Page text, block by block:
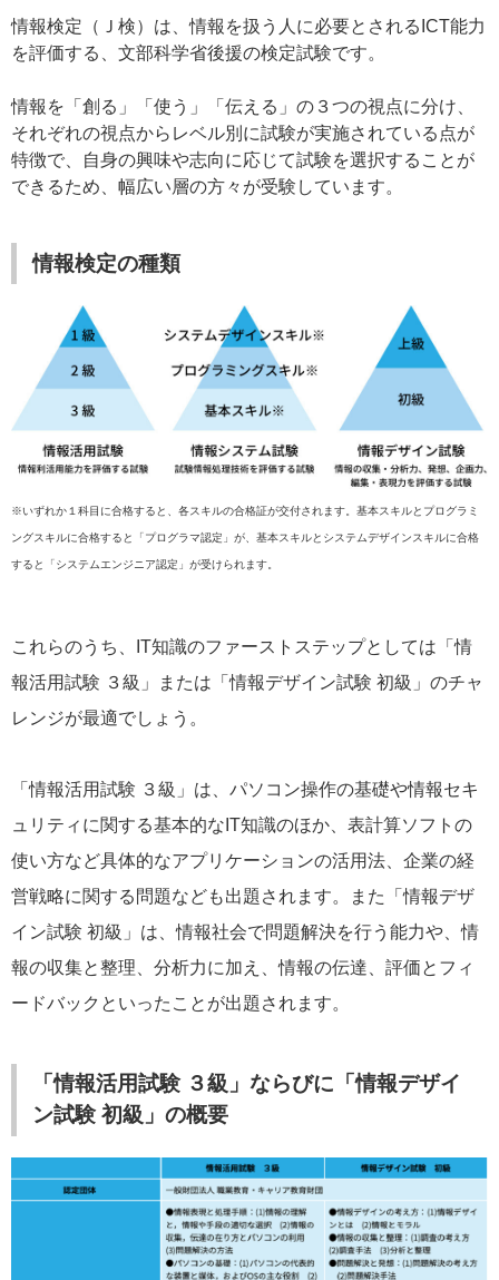
情報検定（Ｊ検）は、情報を扱う人に必要とされるICT能力
を評価する、文部科学省後援の検定試験です。
情報を「創る」「使う」「伝える」の３つの視点に分け、
それぞれの視点からレベル別に試験が実施されている点が
特徴で、自身の興味や志向に応じて試験を選択することが
できるため、幅広い層の方々が受験しています。
情報検定の種類
※いずれか１科目に合格すると、各スキルの合格証が交付されます。基本スキルとプログラミ
ングスキルに合格すると「プログラマ認定」が、基本スキルとシステムデザインスキルに合格
すると「システムエンジニア認定」が受けられます。
これらのうち、IT知識のファーストステップとしては「情
報活用試験 ３級」または「情報デザイン試験 初級」のチャ
レンジが最適でしょう。
「情報活用試験 ３級」は、パソコン操作の基礎や情報セキ
ュリティに関する基本的なIT知識のほか、表計算ソフトの
使い方など具体的なアプリケーションの活用法、企業の経
営戦略に関する問題なども出題されます。また「情報デザ
イン試験 初級」は、情報社会で問題解決を行う能力や、情
報の収集と整理、分析力に加え、情報の伝達、評価とフィ
ードバックといったことが出題されます。
「情報活用試験 ３級」ならびに「情報デザイ
ン試験 初級」の概要